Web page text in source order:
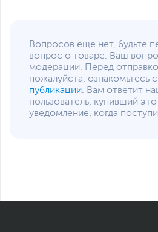
Вопросов еще нет, будьте
вопрос о товаре. Ваш
модерации. Перед
пожалуйста, ознакомьтесь с
публикации. Вам ответит
пользователь, купивший
уведомление, когда